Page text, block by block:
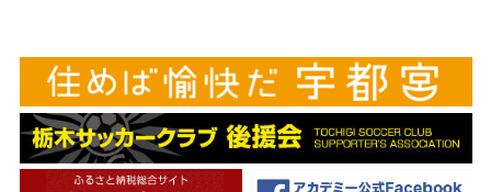
DF 2 伊藤 竜司
DF 4 髙杉 亮太
DF 6 瀬川 和樹
GKコーチ 吉本 哲朗
チーフトレーナー 松本 祐太
トレーナー 溝口 徹